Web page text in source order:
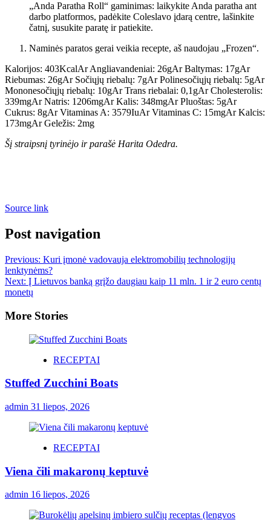
„Anda Paratha Roll“ gaminimas: laikykite Anda paratha ant
darbo platformos, padėkite Coleslavo įdarą centre, lašinkite
čatnį, susukite paratę ir patiekite.
Naminės paratos gerai veikia recepte, aš naudojau „Frozen“.
Kalorijos: 403KcalArAngliavandeniai: 26gArBaltymas: 17gAr
Riebumas: 26gAr Sočiųjų riebalų: 7gArPolinesočiųjų riebalų: 5gAr
Mononesočiųjų riebalų: 10gArTrans riebalai: 0,1 gArCholesterolis:
339mgArNatris: 1206mgArKalis: 348mgArPluoštas: 5gAr
Cukrus: 8gArVitaminas A: 3579IuArVitaminas C: 15mgArKalcis:
173mgArGeležis: 2mg
Šį straipsnį tyrinėjo ir parašė Harita Odedra.
Source link
Post navigation
Previous: Kuri įmonė vadovauja elektromobilių technologijų
lenktynėms?
Next: Į Lietuvos banką grįžo daugiau kaip 11 mln. 1 ir 2 euro centų
monetų
More Stories
RECEPTAI
Stuffed Zucchini Boats
admin 31 liepos, 2026
RECEPTAI
Viena čili makaronų keptuvė
admin 16 liepos, 2026